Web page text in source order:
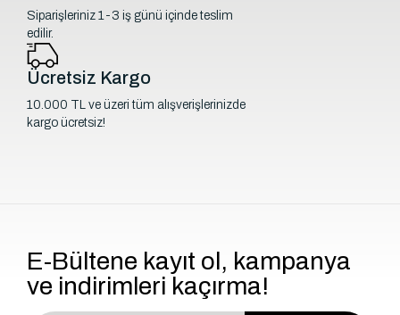
Siparişleriniz 1-3 iş günü içinde teslim
edilir.
Ücretsiz Kargo
10.000 TL ve üzeri tüm alışverişlerinizde
kargo ücretsiz!
E-Bültene kayıt ol, kampanya
ve indirimleri kaçırma!